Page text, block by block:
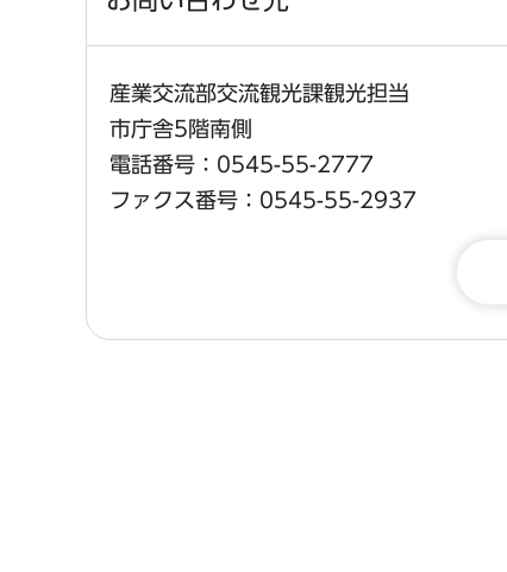
産業交流部交流観光課観光担当
市庁舎5階南側
電話番号：0545-55-2777
ファクス番号：0545-55-2937